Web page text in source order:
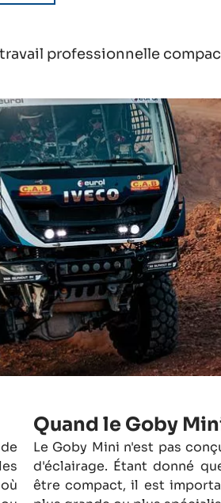
travail professionnelle
Quand le Goby
Le Goby Mini n'est pas
d'éclairage. Étant donné
être compact, il est